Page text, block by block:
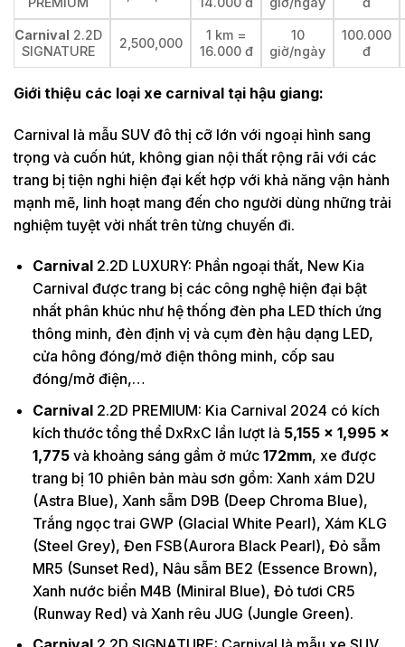
Carnival 2.2D
SIGNATURE
2,500,000
1 km =
16.000 đ
10
giờ/ngày
100.000
đ
Giới thiệu các loại xe carnival tại hậu giang:
Carnival là mẫu SUV đô thị cỡ lớn với ngoại hình sang
trọng và cuốn hút, không gian nội thất rộng rãi với các
trang bị tiện nghi hiện đại kết hợp với khả năng vận hành
mạnh mẽ, linh hoạt mang đến cho người dùng những trải
nghiệm tuyệt vời nhất trên từng chuyến đi.
Carnival2.2D LUXURY: Phần ngoại thất, New Kia
Carnival được trang bị các công nghệ hiện đại bật
nhất phân khúc như hệ thống đèn pha LED thích ứng
thông minh, đèn định vị và cụm đèn hậu dạng LED,
cửa hông đóng/mở điện thông minh, cốp sau
đóng/mở điện,…
Carnival2.2D PREMIUM: Kia Carnival 2024 có kích
kích thước tổng thể DxRxC lần lượt là 5,155 x 1,995 x
1,775và khoảng sáng gầm ở mức 172mm, xe được
trang bị 10 phiên bản màu sơn gồm: Xanh xám D2U
(Astra Blue), Xanh sẫm D9B (Deep Chroma Blue),
Trắng ngọc trai GWP (Glacial White Pearl), Xám KLG
(Steel Grey), Đen FSB(Aurora Black Pearl), Đỏ sẫm
MR5 (Sunset Red), Nâu sẫm BE2 (Essence Brown),
Xanh nước biển M4B (Miniral Blue), Đỏ tươi CR5
(Runway Red) và Xanh rêu JUG (Jungle Green).